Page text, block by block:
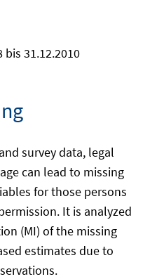
31.12.2010
survey data, legal
can lead to missing
for those persons
It is analyzed
(MI) of the missing
estimates due to